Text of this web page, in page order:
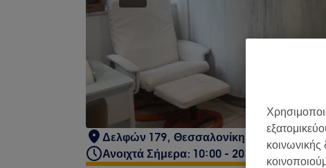
Δελφών 179, Θεσσαλονίκη
Ανοιχτά Σήμερα: 10:00 - 20:00